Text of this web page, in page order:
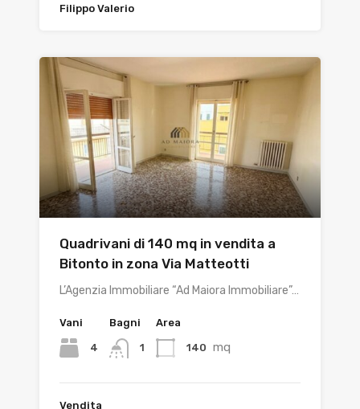
Filippo Valerio
Quadrivani di 140 mq in vendita a
Bitonto in zona Via Matteotti
L’Agenzia Immobiliare “Ad Maiora Immobiliare”…
Vani
4
Bagni
1
Area
140 mq
Vendita